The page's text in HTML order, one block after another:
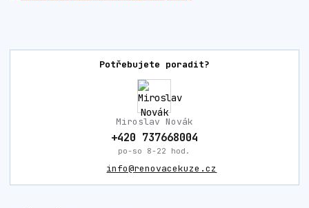
Potřebujete poradit?
Miroslav Novák
+420 737668004
po-so 8-22 hod.
info@renovacekuze.cz